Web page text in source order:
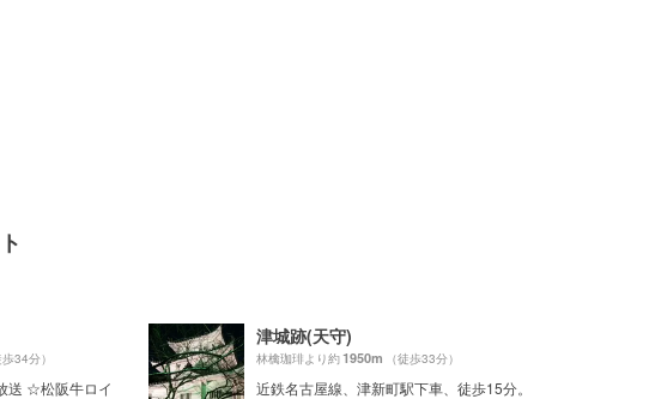
歩34分）
送 ☆松阪牛ロイ
津城跡(天守)
林檎珈琲より約1950m （徒歩33分）
近鉄名古屋線、津新町駅下車、徒歩15分。